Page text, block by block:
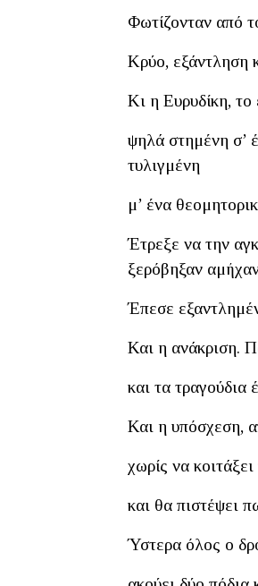
Φωτίζονταν από
Κρύο, εξάντληση
Κι η Ευρυδίκη, το
ψηλά στημένη σ’
τυλιγμένη
μ’ ένα
Έτρεξε να την
ξερόβηξαν
Έπεσε
Και η ανάκριση.
και τα τραγούδια
Και η υπόσχεση,
χωρίς να
και θα πιστέψει
Ύστερα όλος ο